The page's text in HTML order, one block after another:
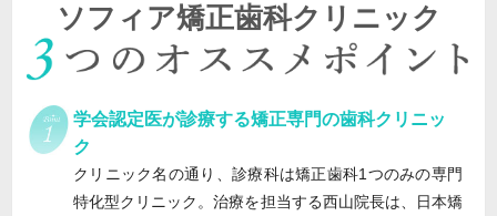
ソフィア矯正歯科クリニック
学会認定医が診療する矯正専門の歯科クリニッ
ク
クリニック名の通り、診療科は矯正歯科1つのみの専門
特化型クリニック。治療を担当する西山院長は、日本矯